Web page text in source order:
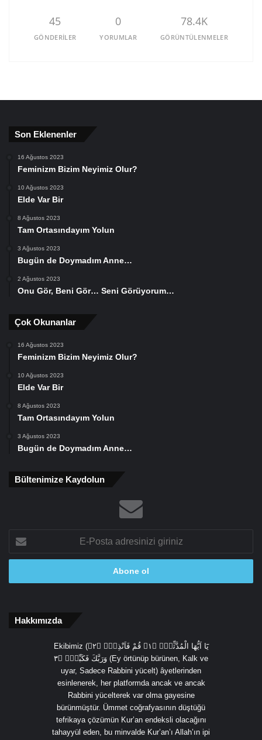
45
GÖNDERILER
0
YORUMLAR
78.4K
GÖRÜNTÜLENMELER
Son Eklenenler
16 Ağustos 2023
Feminizm Bizim Neyimiz Olur?
10 Ağustos 2023
Elde Var Bir
8 Ağustos 2023
Tam Ortasındayım Yolun
3 Ağustos 2023
Bugün de Doymadım Anne…
2 Ağustos 2023
Onu Gör, Beni Gör… Seni Görüyorum…
Çok Okunanlar
16 Ağustos 2023
Feminizm Bizim Neyimiz Olur?
10 Ağustos 2023
Elde Var Bir
8 Ağustos 2023
Tam Ortasındayım Yolun
3 Ağustos 2023
Bugün de Doymadım Anne…
Bültenimize Kaydolun
Posta
adresinizi
Hakkımızda
Ekibimiz (يَٓا اَيُّهَا الْمُدَّثِّرُۙ ﴿١﴾ قُمْ فَاَنْذِرْۙ ﴿٢﴾
وَرَبَّكَ فَكَبِّرْۙ ﴿٣ (Ey örtünüp bürünen, Kalk ve
uyar, Sadece Rabbini yücelt) âyetlerinden
esinlenerek, her platformda ancak ve ancak
Rabbini yücelterek var olma gayesine
bürünmüştür. Ümmet coğrafyasının düştüğü
tefrikaya çözümün Kur’an endeksli olacağını
tahayyül eden, bu minvalde Kur’an’ı Allah’ın ipi